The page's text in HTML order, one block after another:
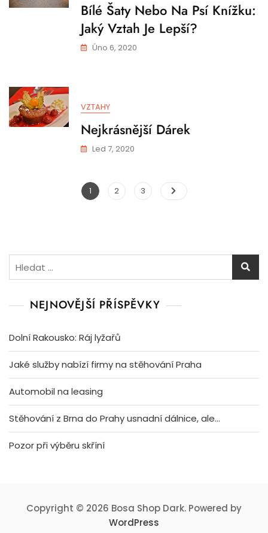
Bílé Šaty Nebo Na Psí Knížku:
Jaký Vztah Je Lepší?
Úno 6, 2020
VZTAHY
Nejkrásnější Dárek
Led 7, 2020
Stránkování
Page
1 Page
2 Page
3
NEJNOVĚJŠÍ PŘÍSPĚVKY
Dolní Rakousko: Ráj lyžařů
Jaké služby nabízí firmy na stěhování Praha
Automobil na leasing
Stěhování z Brna do Prahy usnadní dálnice, ale…
Pozor při výběru skříní
Copyright © 2026 Bosa Shop Dark. Powered by
WordPress